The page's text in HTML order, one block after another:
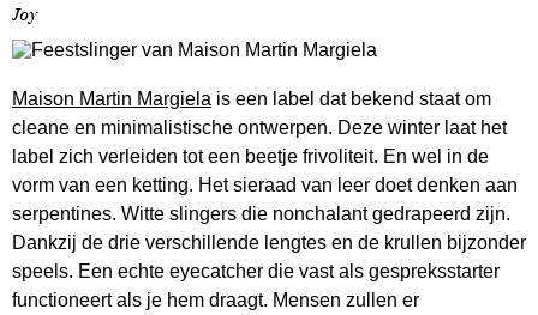
Joy
Maison Martin Margiela is een label dat bekend staat om
cleane en minimalistische ontwerpen. Deze winter laat het
label zich verleiden tot een beetje frivoliteit. En wel in de
vorm van een ketting. Het sieraad van leer doet denken aan
serpentines. Witte slingers die nonchalant gedrapeerd zijn.
Dankzij de drie verschillende lengtes en de krullen bijzonder
speels. Een echte eyecatcher die vast als gespreksstarter
functioneert als je hem draagt. Mensen zullen er